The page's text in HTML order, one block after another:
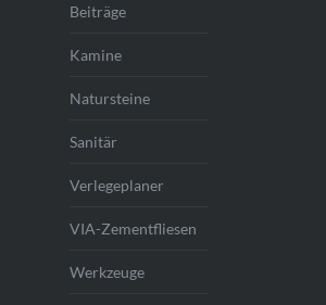
Beiträge
Kamine
Natursteine
Sanitär
Verlegeplaner
VIA-Zementfliesen
Werkzeuge